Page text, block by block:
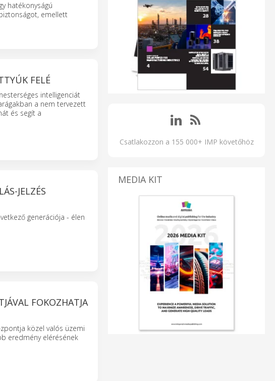
hatékonyságú
emellett
FELÉ
intelligenciát
a nem tervezett
és segít a
JELZÉS
generációja - élen
FOKOZHATJA
közel valós üzemi
eredmény elérésének
Csatlakozzon a 155 000+ IMP követőhöz
MEDIA KIT